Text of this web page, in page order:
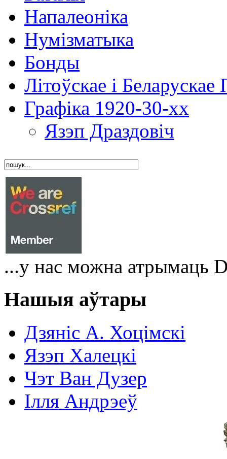
Напалеоніка
Нумізматыка
Бонды
Літоўскае і
Графіка 1920-30-хх
Язэп Драздовіч
...у нас можна атрымаць
Нашыя аўтары
Дзяніс A. Хоцімскі
Язэп Халецкі
Чэт Ван Дузер
Ілля Андрэеў